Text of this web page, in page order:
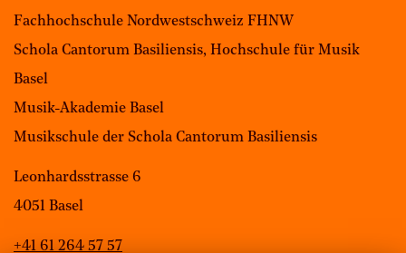
Fachhochschule Nordwestschweiz FHNW
Schola Cantorum Basiliensis, Hochschule für Musik
Basel
Musik-Akademie Basel
Musikschule der Schola Cantorum Basiliensis
Leonhardsstrasse 6
4051 Basel
+41 61 264 57 57